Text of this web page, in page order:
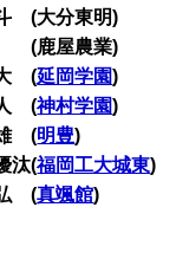
(大分東明)
(鹿屋農業)
大 (延岡学園)
人 (神村学園)
雄 (明豊)
汰(福岡工大城東)
弘 (真颯館)